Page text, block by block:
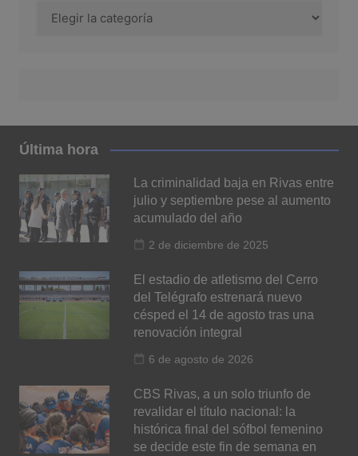
Última hora
La criminalidad baja en Rivas entre
julio y septiembre pese al aumento
acumulado del año
2 de diciembre de 2025
El estadio de atletismo del Cerro
del Telégrafo estrenará nuevo
césped el 14 de agosto tras una
renovación integral
6 de agosto de 2026
CBS Rivas, a un solo triunfo de
revalidar el título nacional: la
histórica final del sófbol femenino
se decide este fin de semana en